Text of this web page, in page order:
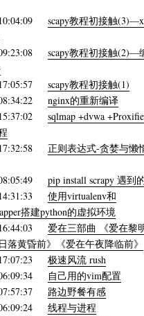
scapy教程初接触
scapy教程初接触(2)—
scapy教程初接触(1)
nginx的重新编译
sqlmap +dvwa
正则表达式-贪婪与懒
pip install scrapy 遇到
使用virtualenv和
搭建python的虚拟环境
爱在三部曲 《爱在黎
落黄昏前》《爱在午夜降临前》
极速风流 rush
自己用的vim配置
路边野餐有感
线程与进程